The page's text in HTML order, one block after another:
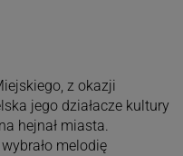
z okazji
jego działacze kultury
hejnał miasta.
melodię